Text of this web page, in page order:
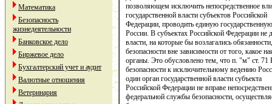
Математика
Безопасность
жизнедеятельности
Банковское дело
Биржевое дело
Бухгалтерский учет и аудит
Валютные отношения
Ветеринария
позволяющем исключить непосредственное
государственной власти субъектов Российской
Федерации, проводить единую
России. В субъектах Российской Федерации не
власти, на которые бы возлагались
безопасности вне зависимости от того, какое
органы. Это обусловлено тем, что п. "м" ст. 71
безопасности к исключительному ведению
один орган государственной власти субъекта
Российской Федерации не вправе
федеральной службы безопасности,